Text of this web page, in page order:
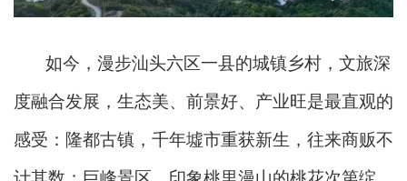
如今，漫步汕头六区一县的城镇乡村，文旅深
度融合发展，生态美、前景好、产业旺是最直观的
感受：隆都古镇，千年墟市重获新生，往来商贩不